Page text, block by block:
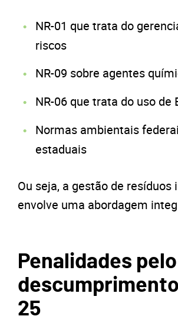
NR-01 que trata do
riscos
NR-09 sobre agentes
NR-06 que trata do uso de
Normas ambientais
estaduais
Ou seja, a gestão de resíduos
envolve uma abordagem
Penalidades pelo
25